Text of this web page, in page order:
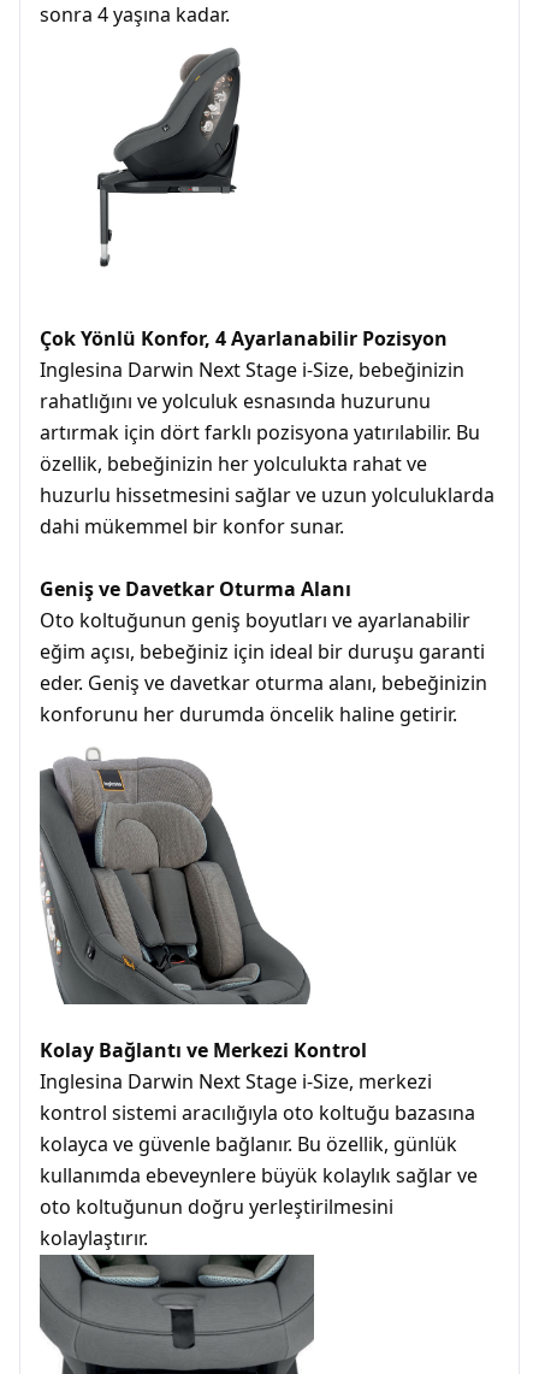
sonra 4 yaşına kadar.
Çok Yönlü Konfor, 4 Ayarlanabilir Pozisyon
Inglesina Darwin Next Stage i-Size, bebeğinizin
rahatlığını ve yolculuk esnasında huzurunu
artırmak için dört farklı pozisyona yatırılabilir. Bu
özellik, bebeğinizin her yolculukta rahat ve
huzurlu hissetmesini sağlar ve uzun yolculuklarda
dahi mükemmel bir konfor sunar.
Geniş ve Davetkar Oturma Alanı
Oto koltuğunun geniş boyutları ve ayarlanabilir
eğim açısı, bebeğiniz için ideal bir duruşu garanti
eder. Geniş ve davetkar oturma alanı, bebeğinizin
konforunu her durumda öncelik haline getirir.
Kolay Bağlantı ve Merkezi Kontrol
Inglesina Darwin Next Stage i-Size, merkezi
kontrol sistemi aracılığıyla oto koltuğu bazasına
kolayca ve güvenle bağlanır. Bu özellik, günlük
kullanımda ebeveynlere büyük kolaylık sağlar ve
oto koltuğunun doğru yerleştirilmesini
kolaylaştırır.